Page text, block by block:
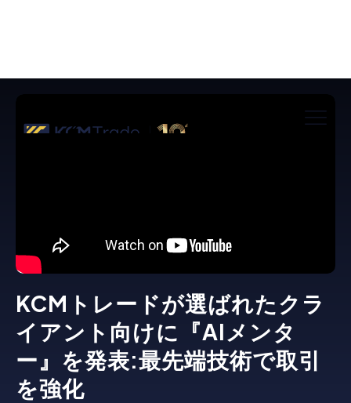
KCMトレードが選ばれたクラ
イアント向けに『AIメンタ
ー』を発表:最先端技術で取引
を強化